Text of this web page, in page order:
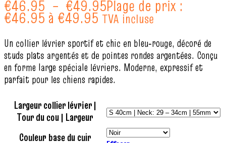
€46.95 – €49.95Plage de prix :
€46.95 à €49.95 TVA incluse
Un collier lévrier sportif et chic en bleu‑rouge, décoré de
studs plats argentés et de pointes rondes argentées. Conçu
en forme large spéciale lévriers. Moderne, expressif et
parfait pour les chiens rapides.
Largeur collier lévrier |
Tour du cou | Largeur
Couleur base du cuir